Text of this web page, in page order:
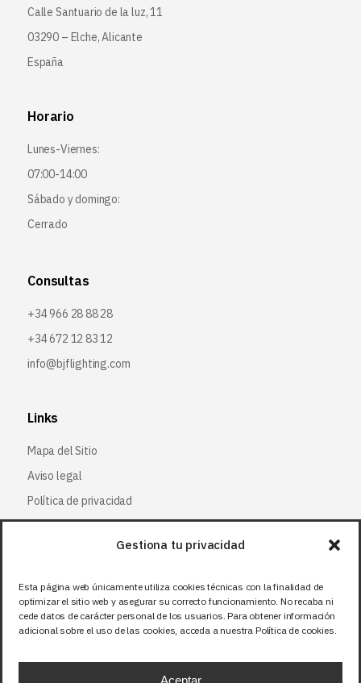
Gestiona tu privacidad
Esta página web únicamente utiliza cookies técnicas con la finalidad de
optimizar el sitio web y asegurar su correcto funcionamiento. No recaba ni
cede datos de carácter personal de los usuarios. Para obtener información
adicional sobre el uso de las cookies, acceda a nuestra Política de cookies.
Aceptar
Calle Santuario de la luz, 11
03290 – Elche, Alicante
España
Horario
Lunes-Viernes:
07:00-14:00
Sábado y domingo:
Cerrado
Consultas
+34 966 28 88 28
+34 672 12 83 12
info@bjflighting.com
Links
Mapa del Sitio
Aviso legal
Política de privacidad
Política de cookies
Síguenos
Facebook
X (Twitter)
Instagram